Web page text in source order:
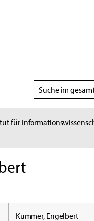
Suchbereich
wählen
für
Kummer, Engelbert